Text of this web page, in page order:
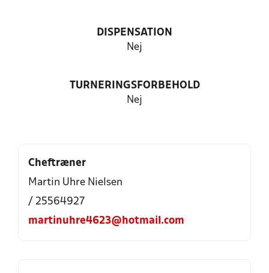
DISPENSATION
Nej
TURNERINGSFORBEHOLD
Nej
Cheftræner
Martin Uhre Nielsen
/ 25564927
martinuhre4623@hotmail.com